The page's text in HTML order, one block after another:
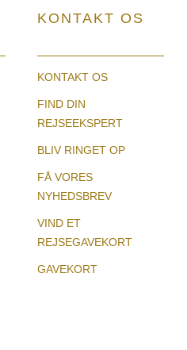
KONTAKT OS
KONTAKT OS
FIND DIN
REJSEEKSPERT
BLIV RINGET OP
FÅ VORES
NYHEDSBREV
VIND ET
REJSEGAVEKORT
GAVEKORT